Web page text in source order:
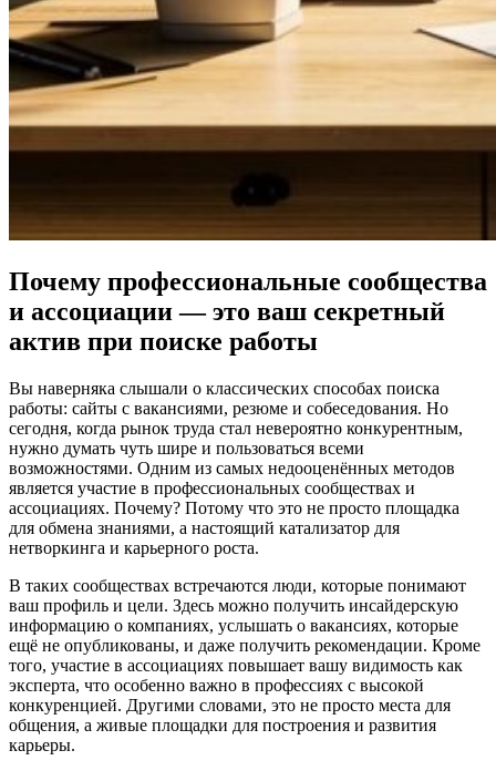
Почему профессиональные сообщества
и ассоциации — это ваш секретный
актив при поиске работы
Вы наверняка слышали о классических способах поиска
работы: сайты с вакансиями, резюме и собеседования. Но
сегодня, когда рынок труда стал невероятно конкурентным,
нужно думать чуть шире и пользоваться всеми
возможностями. Одним из самых недооценённых методов
является участие в профессиональных сообществах и
ассоциациях. Почему? Потому что это не просто площадка
для обмена знаниями, а настоящий катализатор для
нетворкинга и карьерного роста.
В таких сообществах встречаются люди, которые понимают
ваш профиль и цели. Здесь можно получить инсайдерскую
информацию о компаниях, услышать о вакансиях, которые
ещё не опубликованы, и даже получить рекомендации. Кроме
того, участие в ассоциациях повышает вашу видимость как
эксперта, что особенно важно в профессиях с высокой
конкуренцией. Другими словами, это не просто места для
общения, а живые площадки для построения и развития
карьеры.